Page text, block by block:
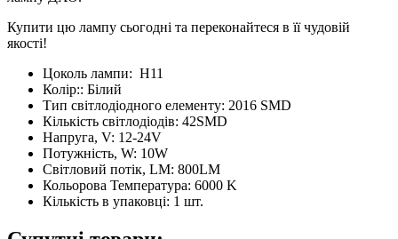
Купити цю лампу сьогодні та переконайтеся в її чудовій
якості!
Цоколь лампи: H11
Колір:: Білий
Тип світлодіодного елементу: 2016 SMD
Кількість світлодіодів: 42SMD
Напруга, V: 12-24V
Потужність, W: 10W
Світловий потік, LM: 800LM
Кольорова Температура: 6000 K
Кількість в упаковці: 1 шт.